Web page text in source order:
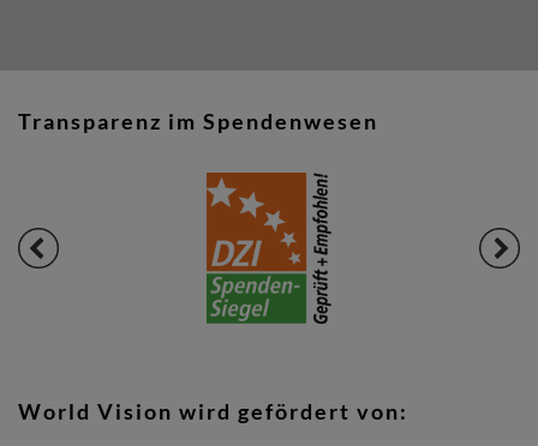
Transparenz im Spendenwesen
World Vision wird gefördert von: